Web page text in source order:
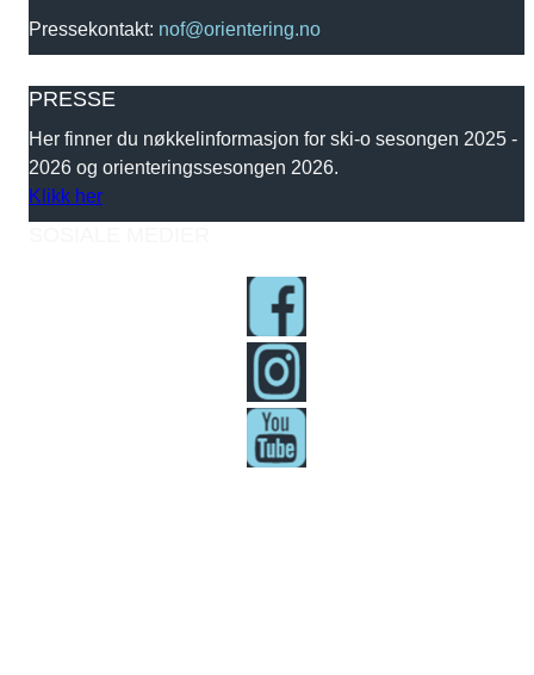
Pressekontakt: nof@orientering.no
PRESSE
Her finner du nøkkelinformasjon for ski-o sesongen 2025 -
2026 og orienteringssesongen 2026.
Klikk her